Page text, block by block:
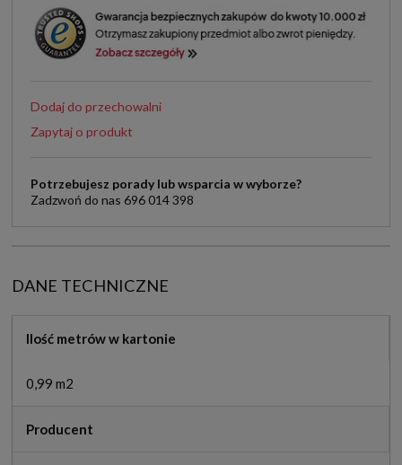
Dodaj do przechowalni
Zapytaj o produkt
Potrzebujesz porady lub wsparcia w wyborze?
Zadzwoń do nas 696 014 398
DANE TECHNICZNE
Ilość metrów w kartonie
0,99 m2
Producent